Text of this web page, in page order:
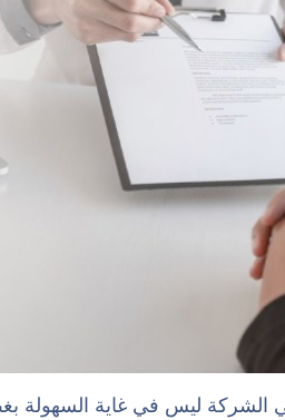
الشركة ليس في غاية السهولة